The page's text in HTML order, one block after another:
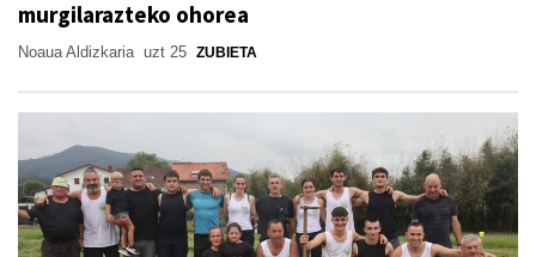
murgilarazteko ohorea
Noaua Aldizkaria uzt 25 ZUBIETA